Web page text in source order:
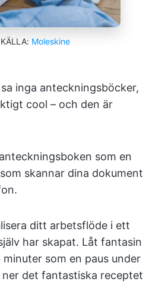
KÄLLA: Moleskine
inga anteckningsböcker,
cool – och den är
som en
skannar dina dokument
ditt arbetsflöde i ett
har skapat. Låt fantasin
som en paus under
ner det fantastiska receptet